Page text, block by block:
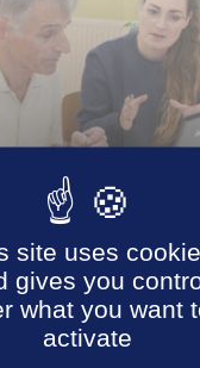
organise des ateliers
et ouverts à tous,
dans les démarches
site uses
gives you
what you want
activate